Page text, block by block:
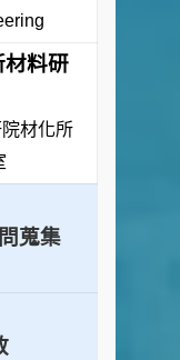
材料研
材化所
蒐集